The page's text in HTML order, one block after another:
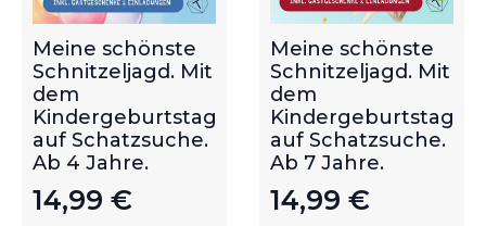
Meine schönste
Schnitzeljagd. Mit
dem
Kindergeburtstag
auf Schatzsuche.
Ab 4 Jahre.
14,99 €
Meine schönste
Schnitzeljagd. Mit
dem
Kindergeburtstag
auf Schatzsuche.
Ab 7 Jahre.
14,99 €